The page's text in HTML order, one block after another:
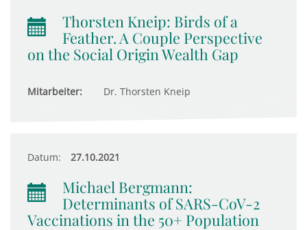
Thorsten Kneip: Birds of a
Feather. A Couple Perspective
on the Social Origin Wealth Gap
Mitarbeiter: Dr. Thorsten Kneip
Datum: 27.10.2021
Michael Bergmann:
Determinants of SARS-CoV-2
Vaccinations in the 50+ Population